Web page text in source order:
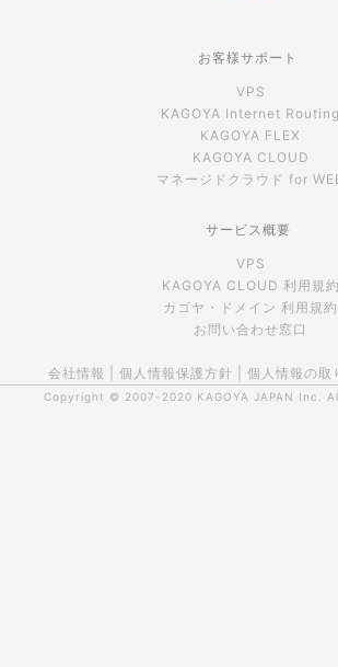
お客様サポート
VPS
KAGOYA Internet Routing
KAGOYA FLEX
KAGOYA CLOUD
マネージドクラウド for
サービス概要
VPS
KAGOYA CLOUD 利用規約
カゴヤ・ドメイン 利用規約
お問い合わせ窓口
会社情報 個人情報保護方針 個人情報の取
Copyright © 2007-2020 KAGOYA JAPAN Inc.